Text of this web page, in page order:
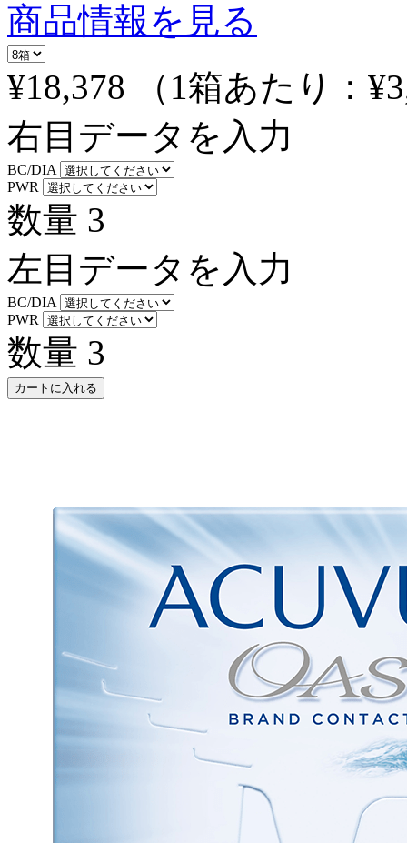
商品情報を見る
¥18,378
（1箱あたり：
右目データを入力
BC/DIA
PWR
数量 3
左目データを入力
BC/DIA
PWR
数量 3
カートに入れる